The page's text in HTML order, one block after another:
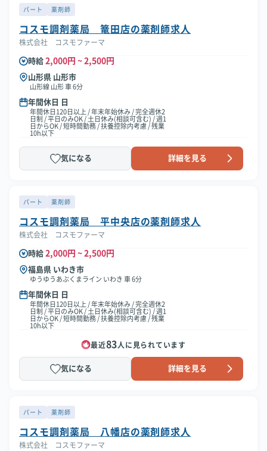
パート 薬剤師
コスモ調剤薬局 篭田店の薬剤師求人
株式会社 コスモファーマ
時給 2,000円 ~ 2,500円
山形県 山形市
山形線 山形 車 6分
年間休日 日
年間休日120日以上 / 年末年始休み / 完全週休2
日制 / 平日のみOK / 土日休み(相談可含む) / 週1
日からOK / 短時間勤務 / 扶養控除内考慮 / 残業
10h以下
気になる 詳細を見る
パート 薬剤師
コスモ調剤薬局 平中央店の薬剤師求人
株式会社 コスモファーマ
時給 2,000円 ~ 2,500円
福島県 いわき市
ゆうゆうあぶくまライン いわき 車 6分
年間休日 日
年間休日120日以上 / 年末年始休み / 完全週休2
日制 / 平日のみOK / 土日休み(相談可含む) / 週1
日からOK / 短時間勤務 / 扶養控除内考慮 / 残業
10h以下
最近83 人に見られています
気になる 詳細を見る
パート 薬剤師
コスモ調剤薬局 八幡店の薬剤師求人
株式会社 コスモファーマ